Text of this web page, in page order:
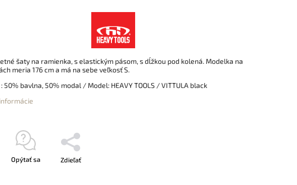
šaty na ramienka, s elastickým pásom, s dĺžkou pod kolená. Modelka na
meria 176 cm a má na sebe veľkosť S.
50% bavlna, 50% modal / Model: HEAVY TOOLS / VITTULA black
Opýtať sa Zdieľať